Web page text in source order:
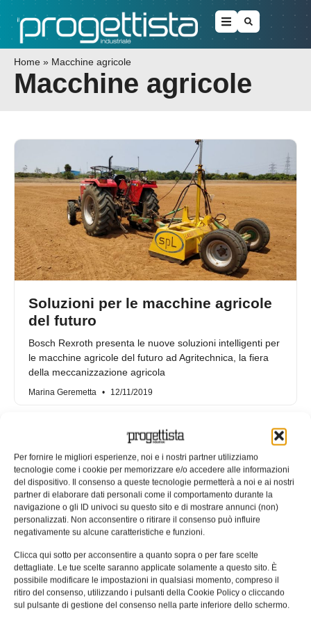
Per fornire le migliori esperienze, noi e i nostri partner utilizziamo
tecnologie come i cookie per memorizzare e/o accedere alle informazioni
del dispositivo. Il consenso a queste tecnologie permetterà a noi e ai nostri
partner di elaborare dati personali come il comportamento durante la
navigazione o gli ID univoci su questo sito e di mostrare annunci (non)
personalizzati. Non acconsentire o ritirare il consenso può influire
negativamente su alcune caratteristiche e funzioni.
Clicca qui sotto per acconsentire a quanto sopra o per fare scelte
dettagliate. Le tue scelte saranno applicate solamente a questo sito. È
possibile modificare le impostazioni in qualsiasi momento, compreso il
ritiro del consenso, utilizzando i pulsanti della Cookie Policy o cliccando
sul pulsante di gestione del consenso nella parte inferiore dello schermo.
Home » Macchine agricole
Macchine agricole
Soluzioni per le macchine agricole
del futuro
Bosch Rexroth presenta le nuove soluzioni intelligenti per
le macchine agricole del futuro ad Agritechnica, la fiera
della meccanizzazione agricola
Marina Geremetta 12/11/2019
Cuscinetti specifici per macchine
agricole